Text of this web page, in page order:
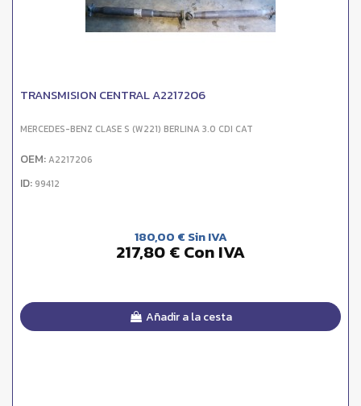
TRANSMISION CENTRAL A2217206
MERCEDES-BENZ CLASE S (W221) BERLINA 3.0 CDI CAT
OEM:A2217206
ID: 99412
180,00 € Sin IVA
217,80 € Con IVA
Añadir a la cesta